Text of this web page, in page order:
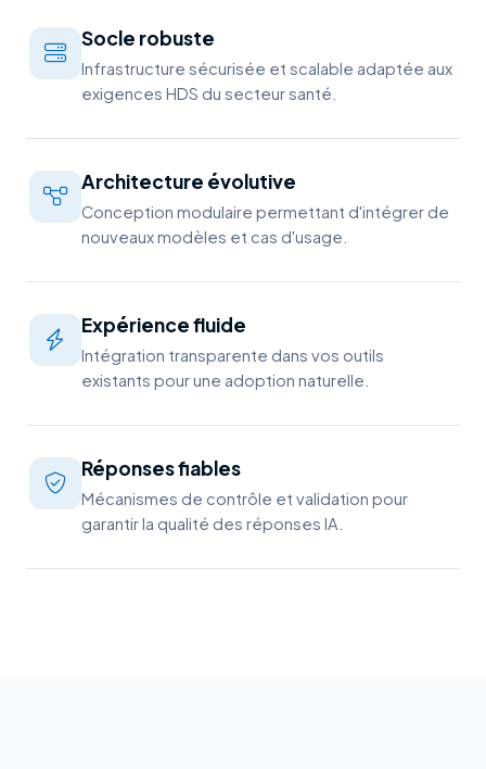
Socle robuste
Infrastructure sécurisée et scalable adaptée aux
exigences HDS du secteur santé.
Architecture évolutive
Conception modulaire permettant d'intégrer de
nouveaux modèles et cas d'usage.
Expérience fluide
Intégration transparente dans vos outils
existants pour une adoption naturelle.
Réponses fiables
Mécanismes de contrôle et validation pour
garantir la qualité des réponses IA.